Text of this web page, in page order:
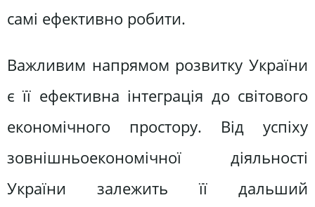
самі ефективно робити.
Важливим напрямом розвитку України
є її ефективна інтеграція до світового
економічного простору. Від успіху
зовнішньоекономічної діяльності
України залежить її дальший